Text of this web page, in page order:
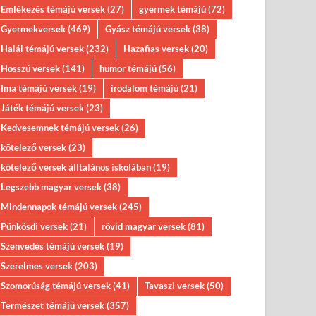
Emlékezés témájú versek(27) gyermek témájú(72)
Gyermekversek(469) Gyász témájú versek(38)
Halál témájú versek(232) Hazafias versek(20)
Hosszú versek(141) humor témájú(56)
Ima témájú versek(19) irodalom témájú(21)
Játék témájú versek(23)
Kedvesemnek témájú versek(26)
kötelező versek(23)
kötelező versek álltalános iskolában(19)
Legszebb magyar versek(38)
Mindennapok témájú versek(245)
Pünkösdi versek(21) rövid magyar versek(81)
Szenvedés témájú versek(19)
Szerelmes versek(203)
Szomorúság témájú versek(41) Tavaszi versek(50)
Természet témájú versek(357)